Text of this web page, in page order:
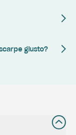
giusto?